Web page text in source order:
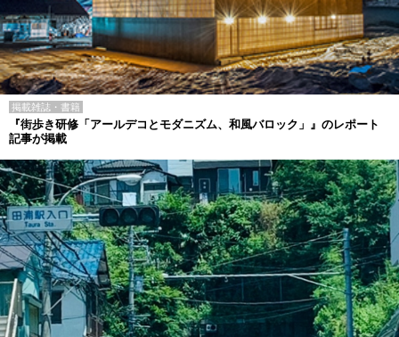
掲載雑誌・書籍
『街歩き研修「アールデコとモダニズム、和風バロック」』のレポート
記事が掲載